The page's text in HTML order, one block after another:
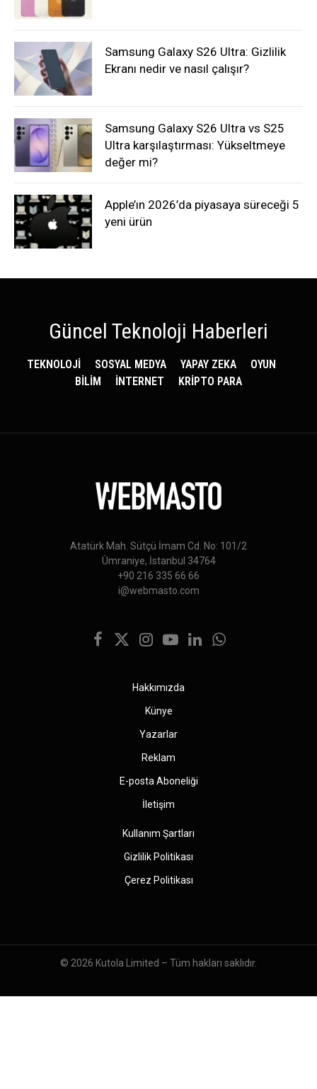
Samsung Galaxy S26 Ultra: Gizlilik
Ekranı nedir ve nasıl çalışır?
Samsung Galaxy S26 Ultra vs S25
Ultra karşılaştırması: Yükseltmeye
değer mi?
Apple’ın 2026’da piyasaya süreceği 5
yeni ürün
Güncel Teknoloji Haberleri
TEKNOLOJİ SOSYAL MEDYA YAPAY ZEKA
OYUN
BİLİM
İNTERNET KRİPTO PARA
Atatürk Mah. Sütçü İmam Cd. No: 101/2
Ümraniye, İstanbul 34764
+90 216 335 66 66
i@webmasto.com
Facebook
X
Instagram
YouTubeLinkedInWhatsApp
Hakkımızda
Künye
Yazarlar
Reklam
E-posta Aboneliği
İletişim
Kullanım Şartları
Gizlilik Politikası
Çerez Politikası
© 2026 Kutola Limited – Tüm hakları saklıdır.